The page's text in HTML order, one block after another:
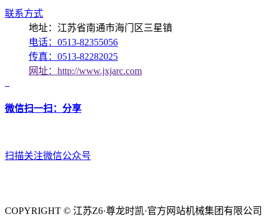
联系方式
地址：江苏省南通市海门区三星镇
电话：0513-82355056
传真：0513-82282025
网址：http://www.jxjarc.com
微信扫一扫：分享
扫描关注微信公众号
COPYRIGHT © 江苏Z6·尊龙时凯·官方网站机械集团有限公司